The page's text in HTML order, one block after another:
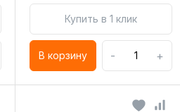
Купить в 1 клик
В корзину - +